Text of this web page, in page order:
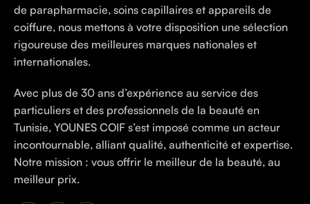
de parapharmacie, soins capillaires et appareils de
coiffure, nous mettons à votre disposition une sélection
rigoureuse des meilleures marques nationales et
internationales.
Avec plus de 30 ans d’expérience au service des
particuliers et des professionnels de la beauté en
Tunisie, YOUNES COIF s’est imposé comme un acteur
incontournable, alliant qualité, authenticité et expertise.
Notre mission : vous offrir le meilleur de la beauté, au
meilleur prix.